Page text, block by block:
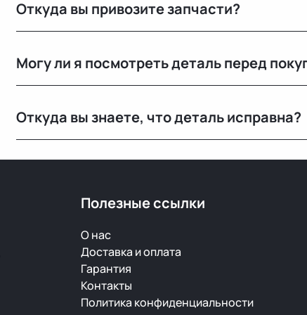
Откуда вы привозите запчасти?
странах. Все детали проходят визуальный осмотр и
Могу ли я посмотреть деталь перед
видеообзор.
Откуда вы знаете, что деталь исправна?
Полезные ссылки
О нас
Доставка и оплата
Гарантия
Контакты
Политика конфиденциальности